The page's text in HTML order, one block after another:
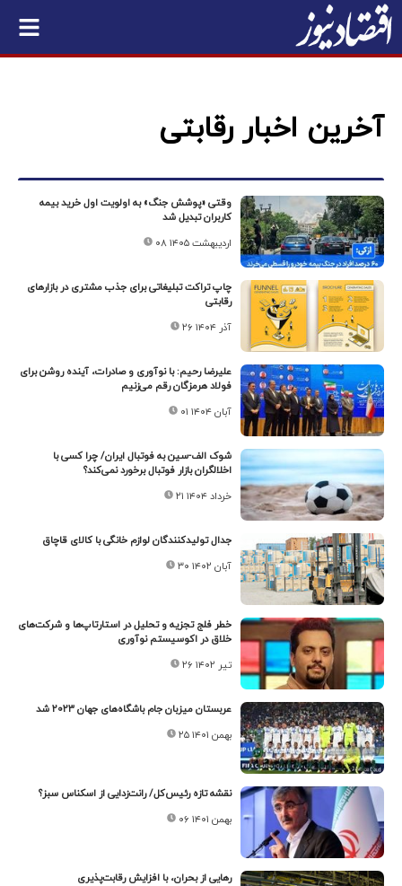
آخرین اخبار رقابتی
وقتی «پوشش جنگ» به اولویت اول خرید بیمه
کاربران تبدیل شد
۰۸ اردیبهشت ۱۴۰۵
چاپ تراکت تبلیغاتی برای جذب مشتری در بازارهای
رقابتی
۲۶ آذر ۱۴۰۴
علیرضا رحیم: با نوآوری و صادرات، آینده‌ روشن برای
فولاد هرمزگان رقم می‌زنیم
۰۱ آبان ۱۴۰۴
شوک الف-سین به فوتبال ایران/ چرا کسی با
اخلالگران بازار فوتبال برخورد نمی‌کند؟
۲۱ خرداد ۱۴۰۴
جدال تولیدکنندگان لوازم خانگی با کالای قاچاق
۳۰ آبان ۱۴۰۲
خطر فلج تجزیه و تحلیل در استارتاپ‌ها و شرکت‌های
خلاق در اکوسیستم نوآوری
۲۶ تیر ۱۴۰۲
عربستان میزبان جام باشگاه‌های جهان ۲۰۲۳ شد
۲۵ بهمن ۱۴۰۱
نقشه تازه رئیس‌کل/ رانت‌زدایی از اسکناس سبز؟
۰۶ بهمن ۱۴۰۱
رهایی از بحران، با افزایش رقابت‌پذیری